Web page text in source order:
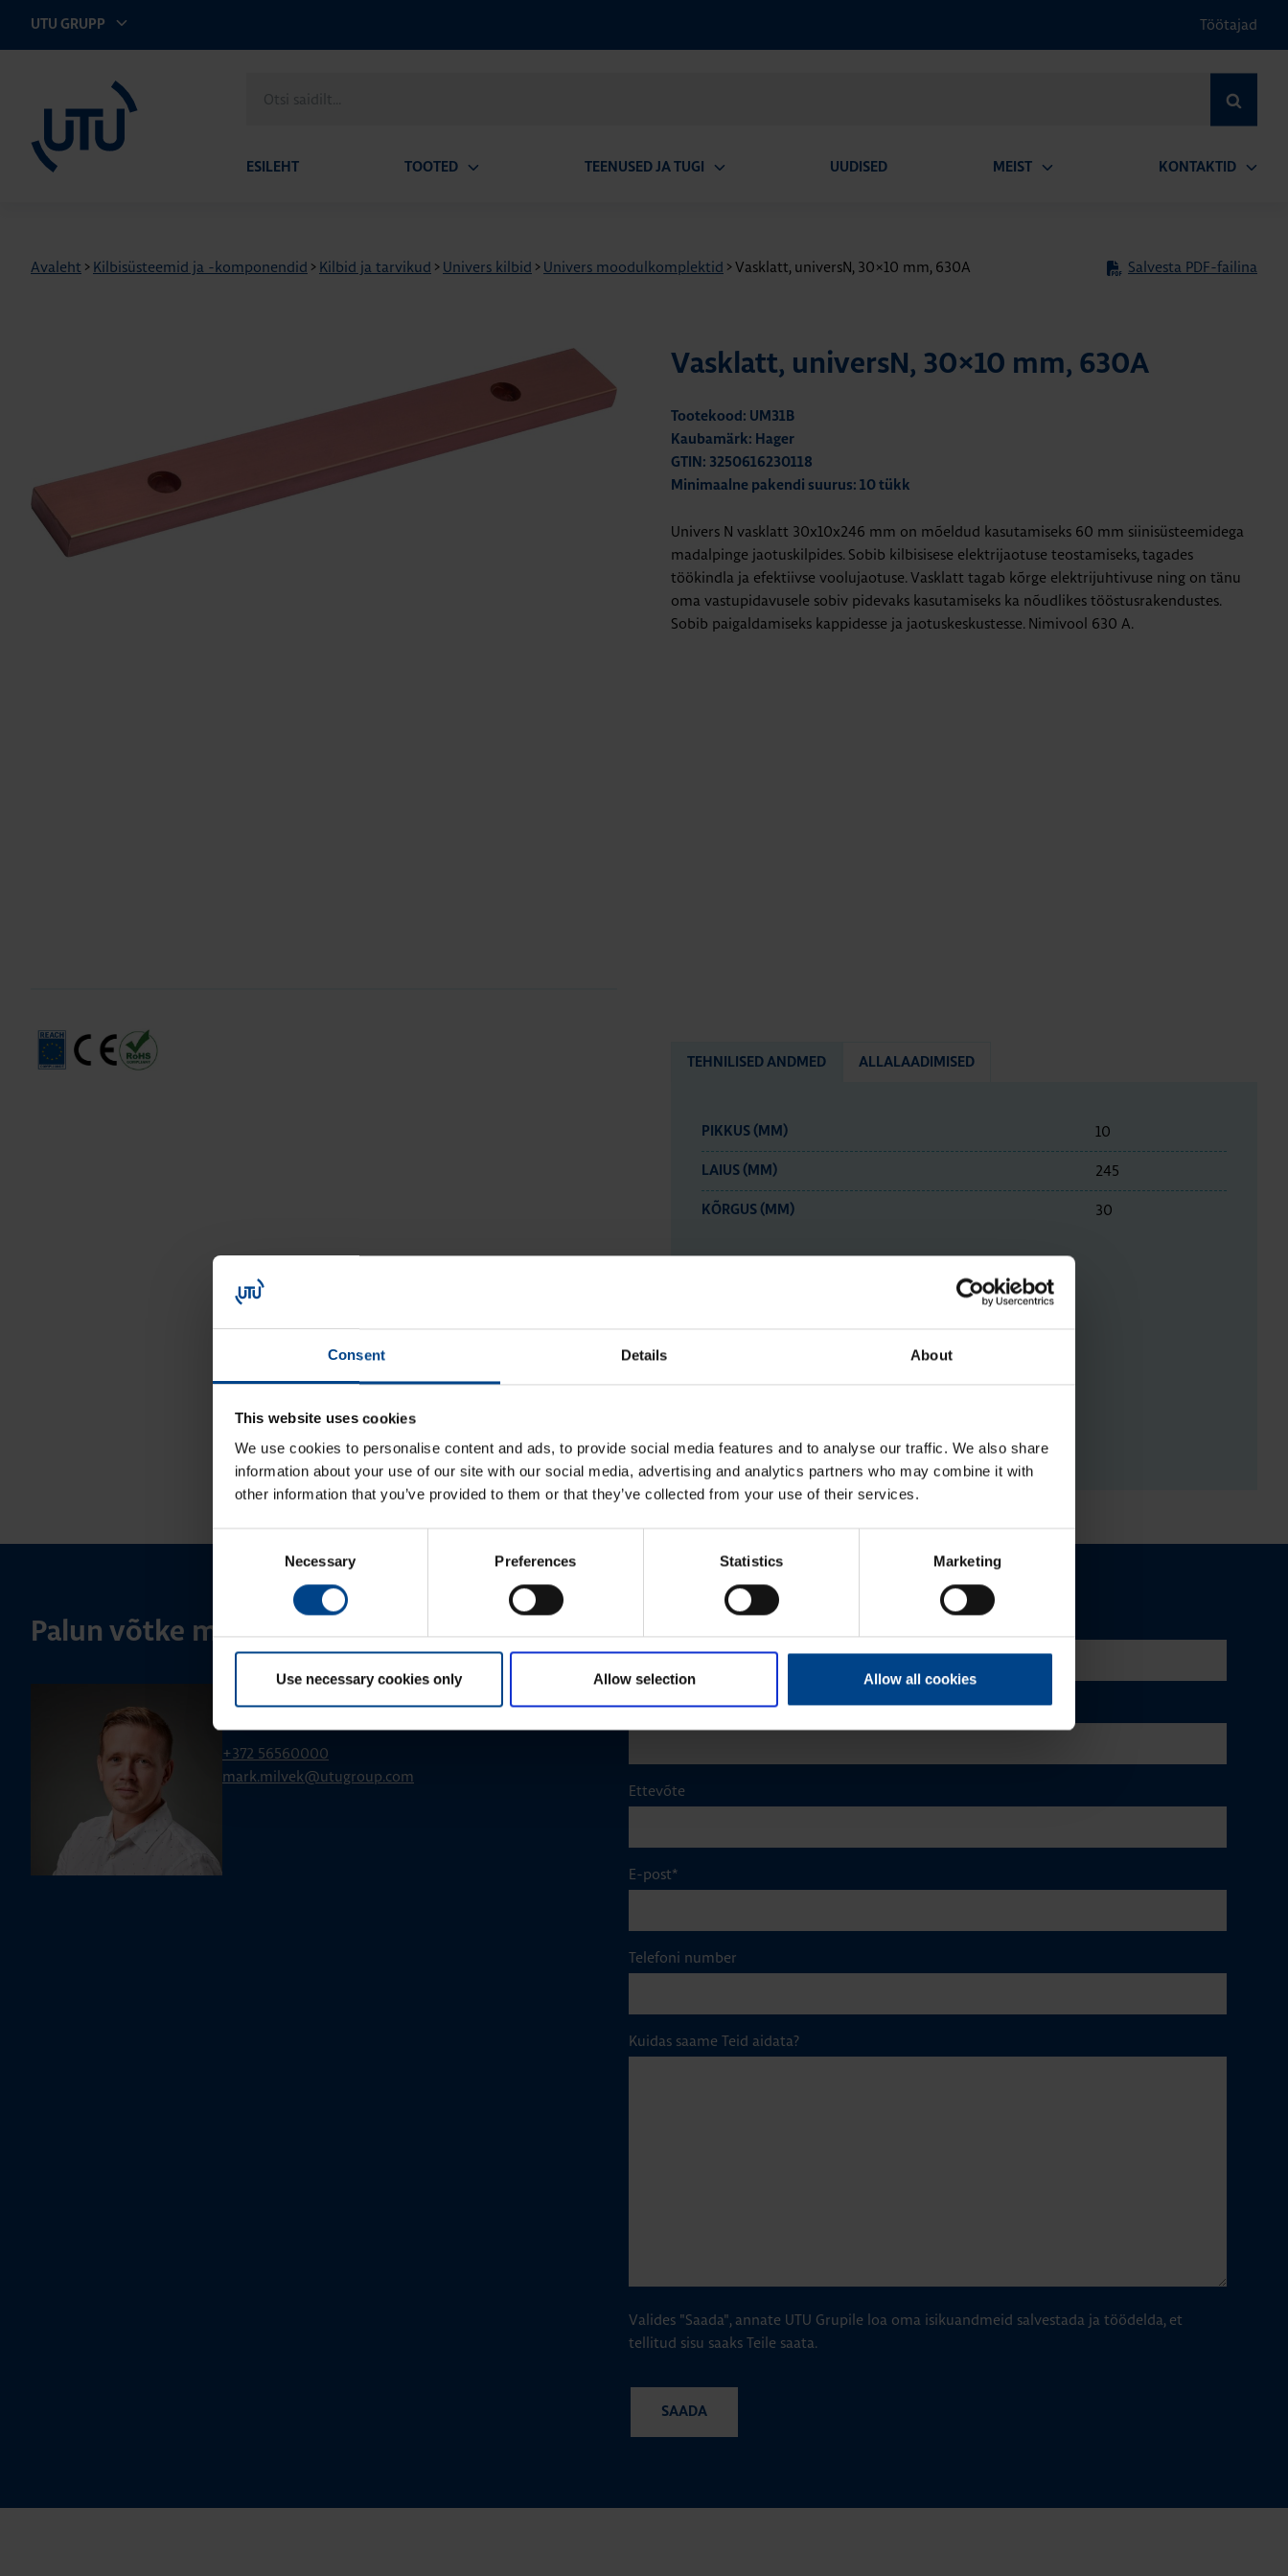
Consent Details About
This website uses cookies
We use cookies to personalise content and ads, to provide social media features and to analyse our traffic. We also share
information about your use of our site with our social media, advertising and analytics partners who may combine it with
other information that you’ve provided to them or that they’ve collected from your use of their services.
Necessary Preferences Statistics Marketing
Use necessary cookies only Allow selection Allow all cookies
UTU GRUPP Töötajad
saidilt
ESILEHT TOOTED TEENUSED JA TUGI UUDISED MEIST KONTAKTID
Avaleht > Kilbisüsteemid ja -komponendid > Kilbid ja tarvikud > Univers kilbid > Univers moodulkomplektid >Vasklatt, universN, 30×10 mm, 630A Salvesta PDF-failina
Vasklatt, universN, 30×10 mm, 630A
Tootekood: UM31B
Kaubamärk: Hager
GTIN: 3250616230118
Minimaalne pakendi suurus: 10 tükk
Univers N vasklatt 30x10x246 mm on mõeldud kasutamiseks 60 mm siinisüsteemidega
madalpinge jaotuskilpides. Sobib kilbisisese elektrijaotuse teostamiseks, tagades
töökindla ja efektiivse voolujaotuse. Vasklatt tagab kõrge elektrijuhtivuse ning on tänu
oma vastupidavusele sobiv pidevaks kasutamiseks ka nõudlikes tööstusrakendustes.
Sobib paigaldamiseks kappidesse ja jaotuskeskustesse. Nimivool 630 A.
TEHNILISED ANDMED ALLALAADIMISED
PIKKUS (MM) 10
LAIUS (MM) 245
KÕRGUS (MM) 30
Palun võtke meiega ühendust
+372 56560000
mark.milvek@utugroup.com
Perekonnanimi*
Ettevõte
E-post*
Telefoni number
Kuidas saame Teid aidata?
Valides "Saada", annate UTU Grupile loa oma isikuandmeid salvestada ja töödelda, et
tellitud sisu saaks Teile saata.